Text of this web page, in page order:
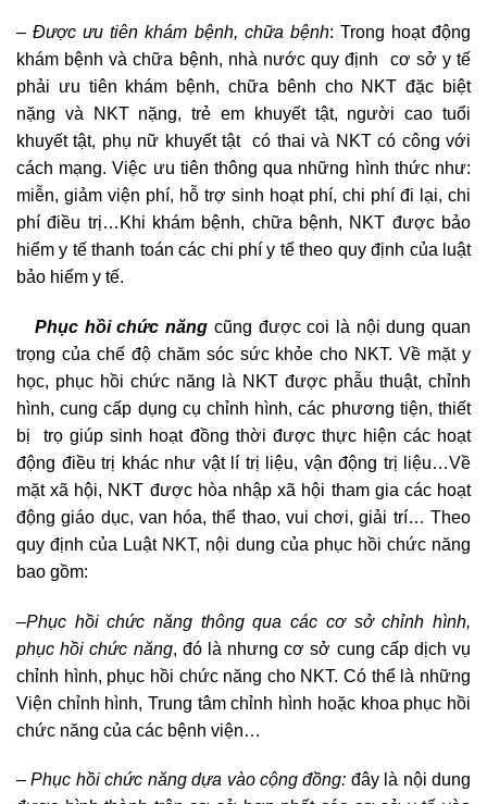
–Được ưu tiên khám bệnh, chữa bệnh: Trong hoạt động
khám bệnh và chữa bệnh, nhà nước quy định cơ sở y tế
phải ưu tiên khám bệnh, chữa bênh cho NKT đặc biệt
nặng và NKT nặng, trẻ em khuyết tật, người cao tuổi
khuyết tật, phụ nữ khuyết tật có thai và NKT có công với
cách mạng. Việc ưu tiên thông qua những hình thức như:
miễn, giảm viện phí, hỗ trợ sinh hoạt phí, chi phí đi lại, chi
phí điều trị…Khi khám bệnh, chữa bệnh, NKT được bảo
hiểm y tế thanh toán các chi phí y tế theo quy định của luật
bảo hiểm y tế.
Phục hồi chức năng cũng được coi là nội dung quan
trọng của chế độ chăm sóc sức khỏe cho NKT. Về mặt y
học, phục hồi chức năng là NKT được phẫu thuật, chỉnh
hình, cung cấp dụng cụ chỉnh hình, các phương tiện, thiết
bị trọ giúp sinh hoạt đồng thời được thực hiện các hoạt
động điều trị khác như vật lí trị liệu, vận động trị liệu…Về
mặt xã hội, NKT được hòa nhập xã hội tham gia các hoạt
động giáo dục, van hóa, thể thao, vui chơi, giải trí… Theo
quy định của Luật NKT, nội dung của phục hồi chức năng
bao gồm:
–Phục hồi chức năng thông qua các cơ sở chỉnh hình,
phục hồi chức năng, đó là nhưng cơ sở cung cấp dịch vụ
chỉnh hình, phục hồi chức năng cho NKT. Có thể là những
Viện chỉnh hình, Trung tâm chỉnh hình hoặc khoa phục hồi
chức năng của các bệnh viện…
–Phục hồi chức năng dựa vào cộng đồng: đây là nội dung